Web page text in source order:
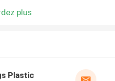
plus
Plastic